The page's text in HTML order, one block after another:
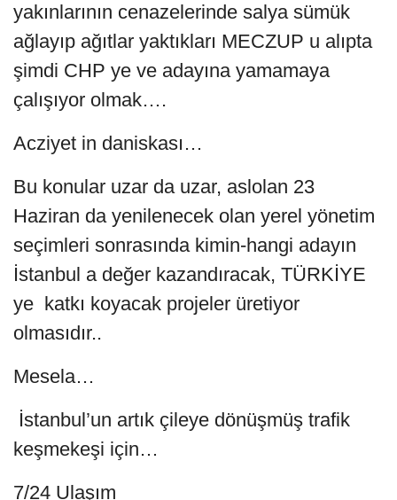
yakınlarının cenazelerinde salya sümük
ağlayıp ağıtlar yaktıkları MECZUP u alıpta
şimdi CHP ye ve adayına yamamaya
çalışıyor olmak….
Acziyet in daniskası…
Bu konular uzar da uzar, aslolan 23
Haziran da yenilenecek olan yerel yönetim
seçimleri sonrasında kimin-hangi adayın
İstanbul a değer kazandıracak, TÜRKİYE
ye katkı koyacak projeler üretiyor
olmasıdır..
Mesela…
İstanbul’un artık çileye dönüşmüş trafik
keşmekeşi için…
7/24 Ulaşım